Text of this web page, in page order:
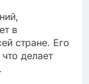
в
стране. Его
делает